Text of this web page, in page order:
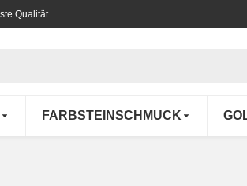
Qualität
FARBSTEINSCHMUCK